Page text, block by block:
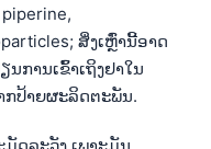
ສິ່ງເຫຼົ່ານີ້ອາດ
ການເຂົ້າເຖິງຢາໃນ
ກປ້າຍຜະລິດຕະພັນ.
ດລະວັງ ເພາະມັນ